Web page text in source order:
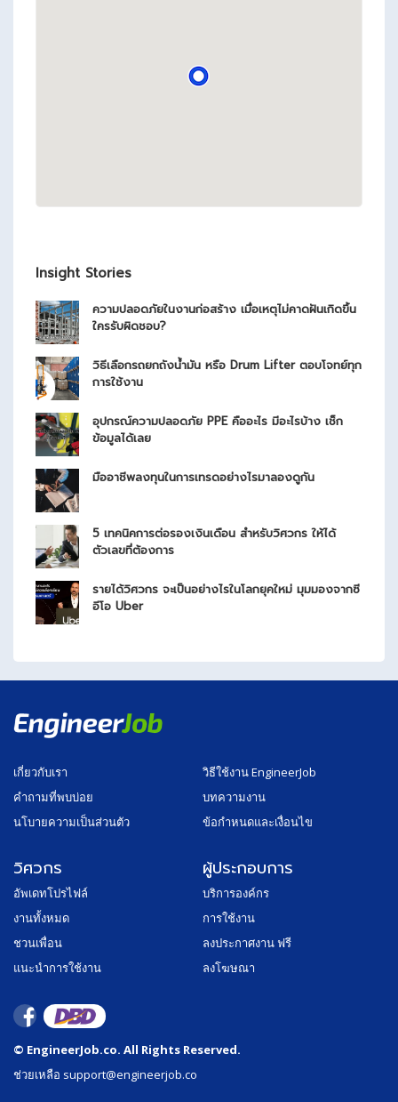
Insight Stories
ความปลอดภัยในงานก่อสร้าง เมื่อเหตุไม่คาดฝันเกิดขึ้น
ใครรับผิดชอบ?
วิธีเลือกรถยกถังน้ำมัน หรือ Drum Lifter ตอบโจทย์ทุก
การใช้งาน
อุปกรณ์ความปลอดภัย PPE คืออะไร มีอะไรบ้าง เช็ก
ข้อมูลได้เลย
มืออาชีพลงทุนในการเทรดอย่างไรมาลองดูกัน
5 เทคนิคการต่อรองเงินเดือน สำหรับวิศวกร ให้ได้
ตัวเลขที่ต้องการ
รายได้วิศวกร จะเป็นอย่างไรในโลกยุคใหม่ มุมมองจากซี
อีโอ Uber
เกี่ยวกับเรา
คำถามที่พบบ่อย
นโบายความเป็นส่วนตัว
วิธีใช้งาน EngineerJob
บทความงาน
ข้อกำหนดและเงื่อนไข
วิศวกร
อัพเดทโปรไฟล์
งานทั้งหมด
ชวนเพื่อน
แนะนำการใช้งาน
ผู้ประกอบการ
บริการองค์กร
การใช้งาน
ลงประกาศงาน ฟรี
ลงโฆษณา
© EngineerJob.co. All Rights Reserved.
ช่วยเหลือ support@engineerjob.co